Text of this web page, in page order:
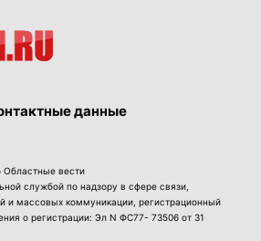
данные
Областные вести
службой по надзору в сфере связи,
и массовых коммуникации, регистрационный
о регистрации: Эл N ФС77- 73506 от 31